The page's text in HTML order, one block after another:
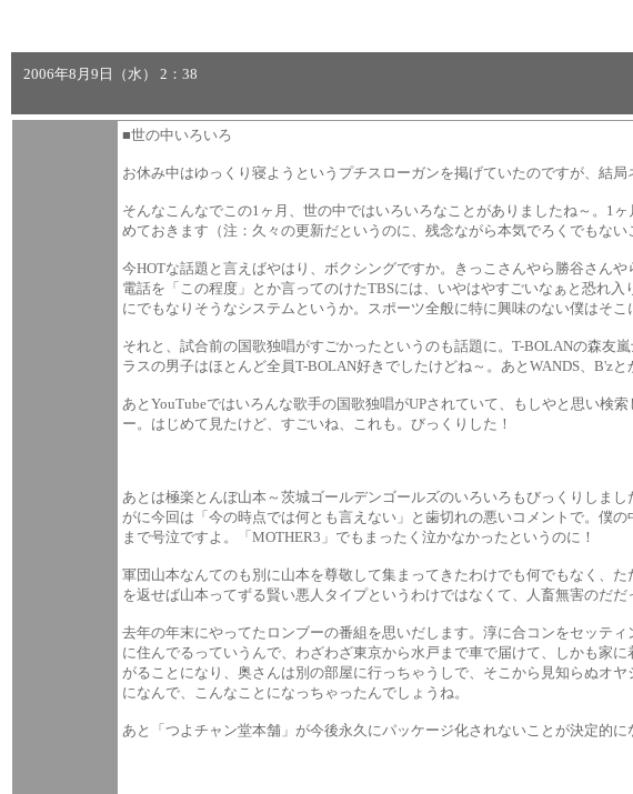
2006年8月9日（水） 2：38
■世の中いろいろ
お休み中はゆっくり寝ようというプチスローガンを掲げていたのですが、結
そんなこんなでこの1ヶ月、世の中ではいろいろなことがありましたね～。1
めておきます（注：久々の更新だというのに、残念ながら本気でろくでもない
今HOTな話題と言えばやはり、ボクシングですか。きっこさんやら勝谷さん
電話を「この程度」とか言ってのけたTBSには、いやはやすごいなぁと恐れ
にでもなりそうなシステムというか。スポーツ全般に特に興味のない僕はそこ
それと、試合前の国歌独唱がすごかったというのも話題に。T-BOLANの森友
ラスの男子はほとんど全員T-BOLAN好きでしたけどね～。あとWANDS、B'z
あとYouTubeではいろんな歌手の国歌独唱がUPされていて、もしやと思い検
ー。はじめて見たけど、すごいね、これも。びっくりした！
あとは極楽とんぼ山本～茨城ゴールデンゴールズのいろいろもびっくりしま
がに今回は「今の時点では何とも言えない」と歯切れの悪いコメントで。僕
まで号泣ですよ。「MOTHER3」でもまったく泣かなかったというのに！
軍団山本なんてのも別に山本を尊敬して集まってきたわけでも何でもなく、
を返せば山本ってずる賢い悪人タイプというわけではなくて、人畜無害のだ
去年の年末にやってたロンブーの番組を思いだします。淳に合コンをセッテ
に住んでるっていうんで、わざわざ東京から水戸まで車で届けて、しかも家
がることになり、奥さんは別の部屋に行っちゃうしで、そこから見知らぬオ
になんで、こんなことになっちゃったんでしょうね。
あと「つよチャン堂本舗」が今後永久にパッケージ化されないことが決定的